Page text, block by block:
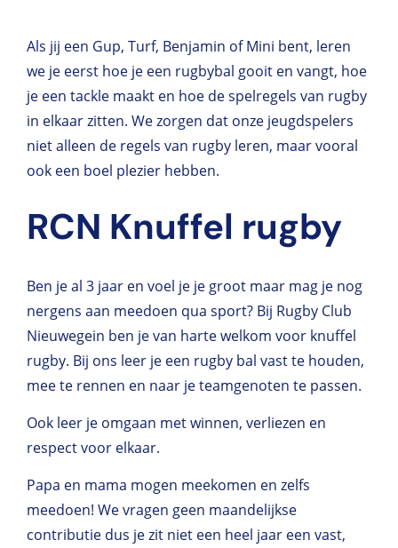
Als jij een Gup, Turf, Benjamin of Mini bent, leren
we je eerst hoe je een rugbybal gooit en vangt, hoe
je een tackle maakt en hoe de spelregels van rugby
in elkaar zitten. We zorgen dat onze jeugdspelers
niet alleen de regels van rugby leren, maar vooral
ook een boel plezier hebben.
RCN Knuffel rugby
Ben je al 3 jaar en voel je je groot maar mag je nog
nergens aan meedoen qua sport? Bij Rugby Club
Nieuwegein ben je van harte welkom voor knuffel
rugby. Bij ons leer je een rugby bal vast te houden,
mee te rennen en naar je teamgenoten te passen.
Ook leer je omgaan met winnen, verliezen en
respect voor elkaar.
Papa en mama mogen meekomen en zelfs
meedoen! We vragen geen maandelijkse
contributie dus je zit niet een heel jaar een vast,